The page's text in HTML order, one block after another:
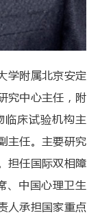
学附属北京安定
究中心主任，附
临床试验机构主
主任。主要研究
担任国际双相障
、中国心理卫生
人承担国家重点